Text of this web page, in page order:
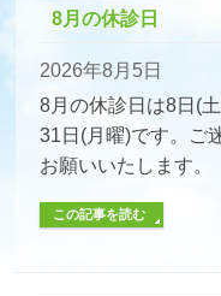
8月の休診日
2026年8月5日
8月の休診日は8日(
31日(月曜)です。ご
お願いいたします。
この記事を読む